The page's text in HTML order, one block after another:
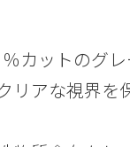
％カットのグ
リアな視界を